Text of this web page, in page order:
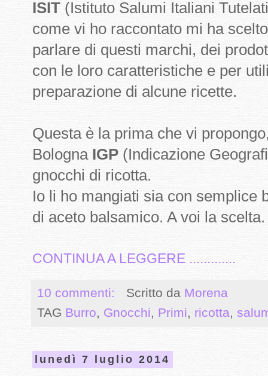
ISIT (Istituto Salumi Italiani
come vi ho raccontato mi ha
parlare di questi marchi, dei
con le loro caratteristiche e per
preparazione di alcune ricette.
Questa è la prima che vi
Bologna IGP (Indicazione
gnocchi di ricotta.
Io li ho mangiati sia con semplice
di aceto balsamico. A voi la
CONTINUA A LEGGERE .............
10 commenti: Scritto da Morena
TAG Burro, Gnocchi, Primi, ricotta,
lunedì 7 luglio 2014